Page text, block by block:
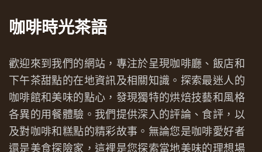
咖啡時光茶語
歡迎來到我們的網站，專注於呈現咖啡廳、飯店和
下午茶甜點的在地資訊及相關知識。探索最迷人的
咖啡館和美味的點心，發現獨特的烘焙技藝和風格
各異的用餐體驗。我們提供深入的評論、食評，以
及對咖啡和糕點的精彩故事。無論您是咖啡愛好者
還是美食探險家，這裡是您探索當地美味的理想場